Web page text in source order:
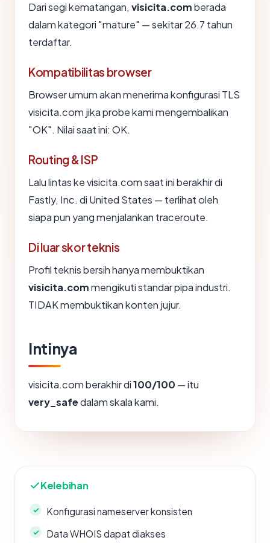
Dari segi kematangan, visicita.comberada
dalam kategori "mature" — sekitar 26.7 tahun
terdaftar.
Kompatibilitas browser
Browser umum akan menerima konfigurasi TLS
visicita.com jika probe kami mengembalikan
"OK". Nilai saat ini: OK.
Routing & ISP
Lalu lintas ke visicita.com saat ini berakhir di
Fastly, Inc. di United States — terlihat oleh
siapa pun yang menjalankan traceroute.
Di luar skor teknis
Profil teknis bersih hanya membuktikan
visicita.commengikuti standar pipa industri.
TIDAK membuktikan konten jujur.
Intinya
visicita.com berakhir di100/100 — itu
very_safedalam skala kami.
Kelebihan
Konfigurasi nameserver konsisten
Data WHOIS dapat diakses